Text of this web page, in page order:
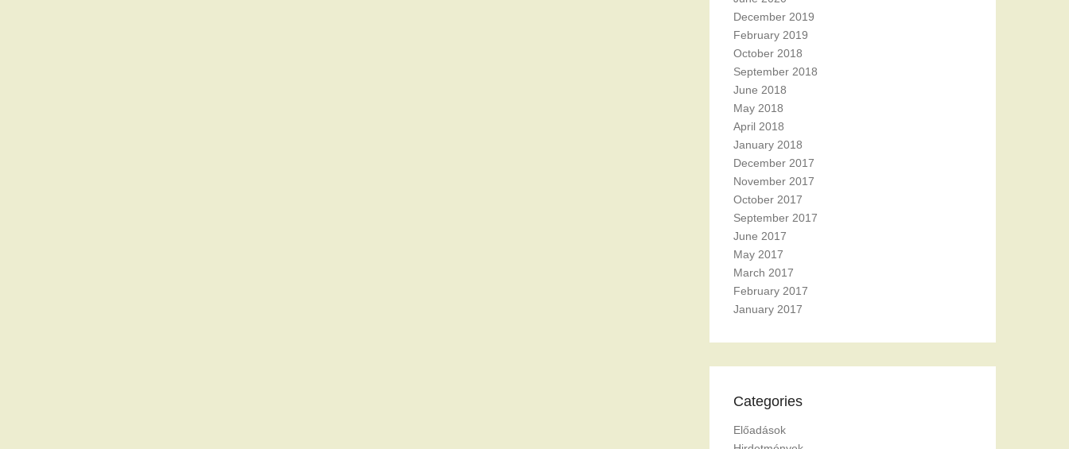
December 2019
February 2019
October 2018
September 2018
June 2018
May 2018
April 2018
January 2018
December 2017
November 2017
October 2017
September 2017
June 2017
May 2017
March 2017
February 2017
January 2017
Categories
Előadások